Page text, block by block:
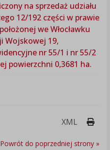
na sprzedaż udziału
12/192 części w prawie
we Włocławku
Wojskowej 19,
nr 55/1 i nr 55/2
powierzchni 0,3681 ha.
XML
Powrót do poprzedniej strony »